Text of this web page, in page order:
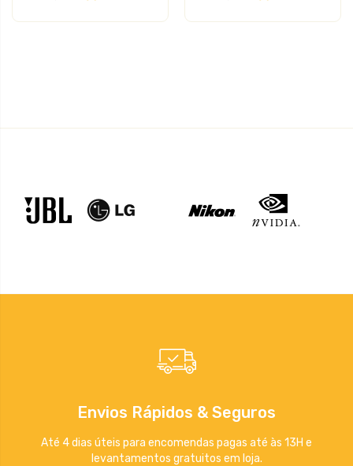
Envios Rápidos & Seguros
Até 4 dias úteis para encomendas pagas até às 13H e
levantamentos gratuitos em loja.